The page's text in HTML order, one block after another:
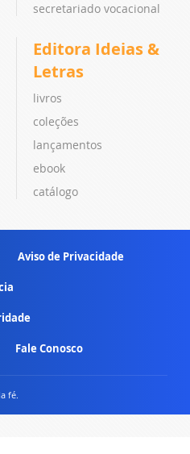
secretariado vocacional
Editora Ideias &
Letras
livros
coleções
lançamentos
ebook
catálogo
Aviso de Privacidade
Fale Conosco
fé.